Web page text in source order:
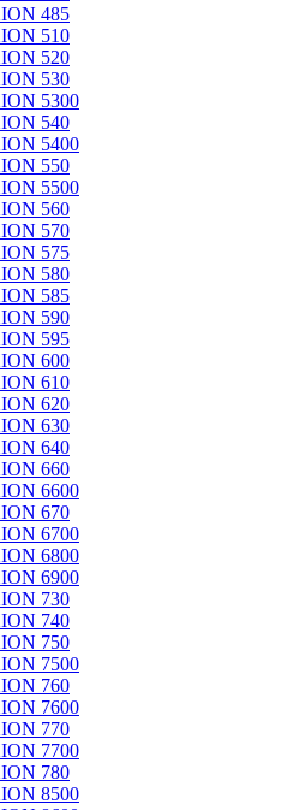
485
510
520
530
5300
540
5400
550
5500
560
570
575
580
585
590
595
600
610
620
630
640
660
6600
670
6700
6800
6900
730
740
750
7500
760
7600
770
7700
780
8500